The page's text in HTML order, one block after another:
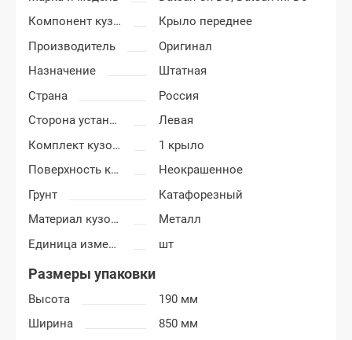
Компонент кузова
Крыло переднее
Производитель
Оригинал
Назначение
Штатная
Страна
Россия
Сторона установки
Левая
Комплект кузовных деталей
1 крыло
Поверхность крыла
Неокрашенное
Грунт
Катафорезный
Материал кузовных деталей
Металл
Единица измерения
шт
Размеры упаковки
Высота
190 мм
Ширина
850 мм